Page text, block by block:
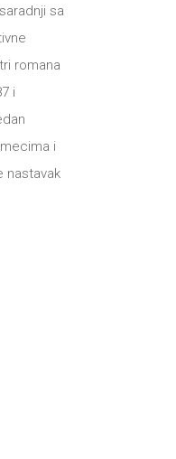
sa
romana
i
i
nastavak